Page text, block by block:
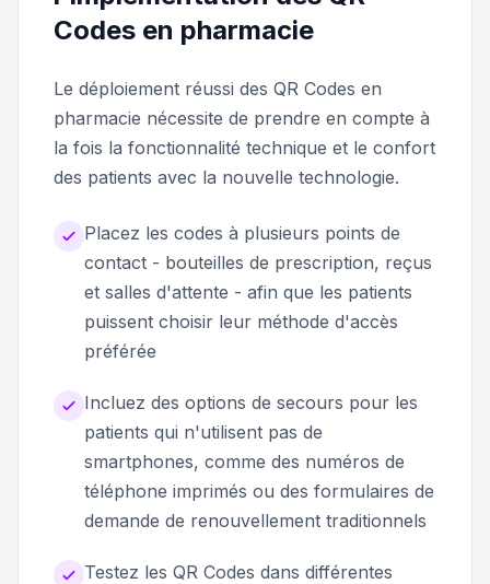
Codes en pharmacie
Le déploiement réussi des QR Codes en
pharmacie nécessite de prendre en compte à
la fois la fonctionnalité technique et le confort
des patients avec la nouvelle technologie.
Placez les codes à plusieurs points de
contact - bouteilles de prescription, reçus
et salles d'attente - afin que les patients
puissent choisir leur méthode d'accès
préférée
Incluez des options de secours pour les
patients qui n'utilisent pas de
smartphones, comme des numéros de
téléphone imprimés ou des formulaires de
demande de renouvellement traditionnels
Testez les QR Codes dans différentes